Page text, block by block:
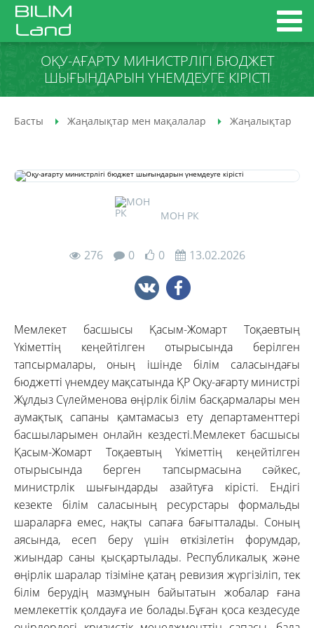
ОҚУ-АҒАРТУ МИНИСТРЛІГІ БЮДЖЕТ
ШЫҒЫНДАРЫН ҮНЕМДЕУГЕ КІРІСТІ
Басты Жаңалықтар мен мақалалар Жаңалықтар
МОН РК
276 0 0 13.02.2026
Мемлекет басшысы Қасым-Жомарт Тоқаевтың
Үкіметтің кеңейтілген отырысында берілген
тапсырмалары, оның ішінде білім саласындағы
бюджетті үнемдеу мақсатында ҚР Оқу-ағарту министрі
Жұлдыз Сүлейменова өңірлік білім басқармалары мен
аумақтық сапаны қамтамасыз ету департаменттері
басшыларымен онлайн кездесті.Мемлекет басшысы
Қасым-Жомарт Тоқаевтың Үкіметтің кеңейтілген
отырысында берген тапсырмасына сәйкес,
министрлік шығындарды азайтуға кірісті. Ендігі
кезекте білім саласының ресурстары формальды
шараларға емес, нақты сапаға бағытталады. Соның
аясында, есеп беру үшін өткізілетін форумдар,
жиындар саны қысқартылады. Республикалық және
өңірлік шаралар тізіміне қатаң ревизия жүргізіліп, тек
білім берудің мазмұнын байытатын жобалар ғана
мемлекеттік қолдауға ие болады.Бұған қоса кездесуде